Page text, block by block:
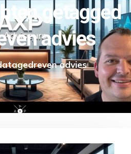
getagged
advies
advies